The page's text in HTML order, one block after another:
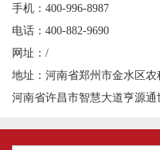
手机：400-996-8987
电话：400-882-9690
网址：/
地址：河南省郑州市金水区农
河南省许昌市智慧大道亨源通